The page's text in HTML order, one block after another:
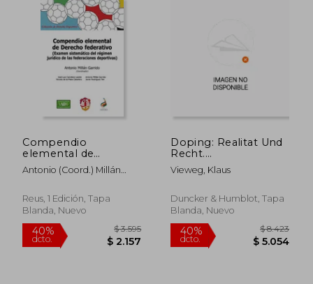
Compendio
elemental de
derecho federativo :
examen sistemático
de las federaciones
deportivas
Antonio (coord.) Millán
Reus, 1 Edición, Tapa
Blanda, Nuevo
Doping: Realitat Und
Recht.
Internationales
Symposium Am 4.
Erlangen (en Alemán)
Vieweg, Klaus
Duncker & Humblot, Tapa
Blanda, Nuevo